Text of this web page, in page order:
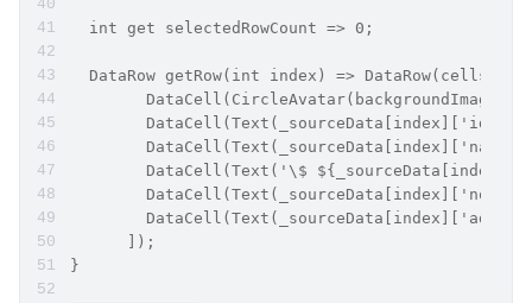
  int get selectedRowCount => 0;
  DataRow getRow(int index) => DataRow(cells: [
DataCell(CircleAvatar(backgroundImage:
DataCell(Text('\$
      ]);
}